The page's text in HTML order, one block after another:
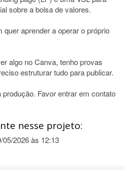
sobre a bolsa de valores.
quer aprender a operar o próprio
algo no Canva, tenho provas
estruturar tudo para publicar.
Favor entrar em contato
nesse projeto:
05/2026 às 12:13